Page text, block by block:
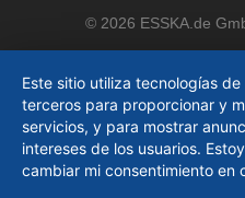
© 2026 ESSKA.de
Este sitio utiliza tecnologías
terceros para proporcionar y
servicios, y para mostrar
intereses de los usuarios.
cambiar mi consentimiento en